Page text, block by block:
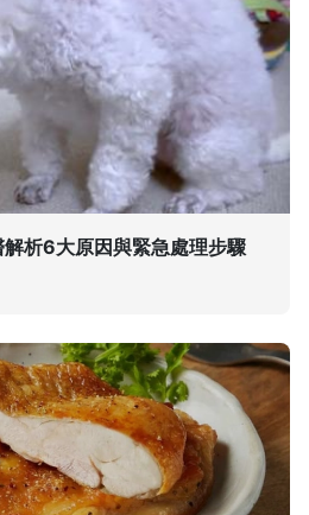
析6大原因與緊急處理步驟